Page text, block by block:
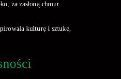
za zasłoną chmur.
kulturę i sztukę,